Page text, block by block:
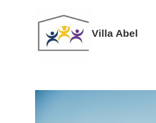
Villa Abel